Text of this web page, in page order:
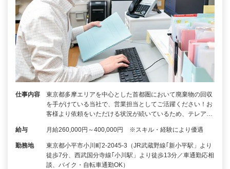
仕事内容
東京都多摩エリアを中心とした首都圏において廃棄物の回収
を手がけている当社で、営業担当としてご活躍ください！お
客様より依頼をいただける状況が続いているため、テレア…
給与 月給260,000円～400,000円 ※スキル・経験により優遇
勤務地
東京都小平市小川町2-2045-3（JR武蔵野線｢新小平駅」より
徒歩7分、西武国分寺線｢小川駅」より徒歩13分／車通勤応相
談、バイク・自転車通勤OK）